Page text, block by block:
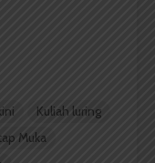
Kuliah luring
Muka